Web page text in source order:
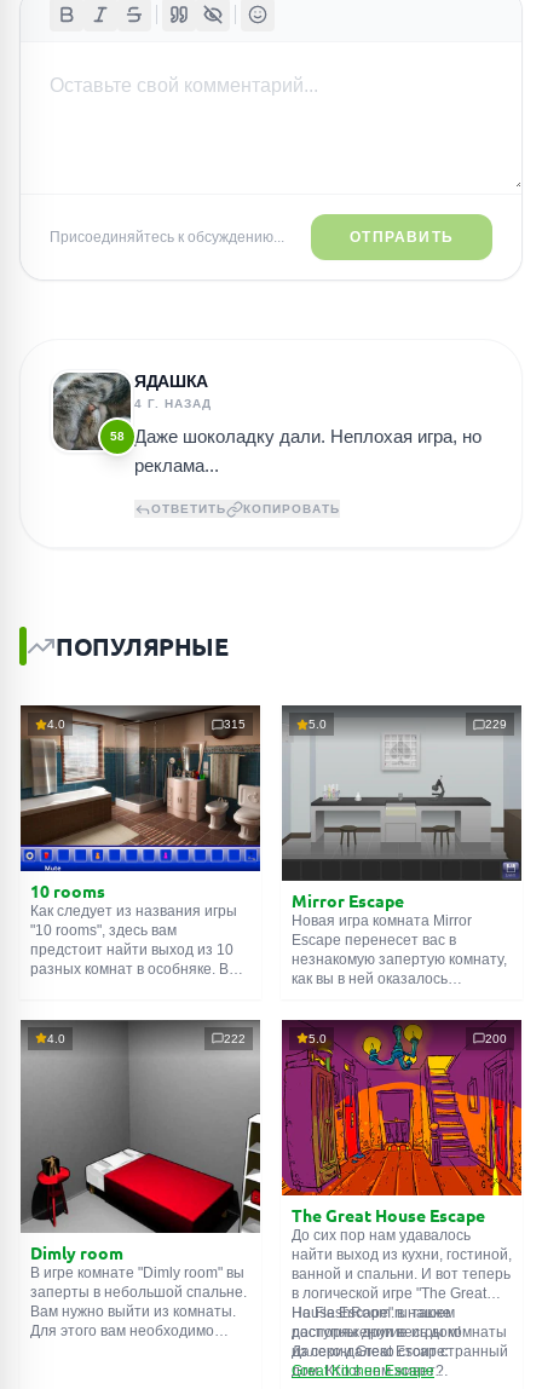
Присоединяйтесь к обсуждению... ОТПРАВИТЬ
58
ЯДАШКА
4 Г. НАЗАД
Даже шоколадку дали. Неплохая игра, но
реклама...
ОТВЕТИТЬ КОПИРОВАТЬ
ПОПУЛЯРНЫЕ
4.0 315
10 rooms
Как следует из названия игры
"10 rooms", здесь вам
предстоит найти выход из 10
разных комнат в особняке. В
их, чтобы выйти. Выход из
одной комнаты является
5.0 229
Mirror Escape
Новая игра комната Mirror
Escape перенесет вас в
незнакомую запертую комнату,
как вы в ней оказалось
смекалки попробуйте решить
все, приготовленные авторами
для вас, головоломки и найти
выход на свободу.
Внимательно осмотрите
помещение, возможно вы
сможете найти какие-нибудь
подсказки. Желаем удачи!
4.0 222
Dimly room
В игре комнате "Dimly room" вы
заперты в небольшой спальне.
Вам нужно выйти из комнаты.
Для этого вам необходимо
5.0 200
The Great House Escape
До сих пор нам удавалось
найти выход из кухни, гостиной,
ванной и спальни. И вот теперь
в логической игре "The Great
House Escape" в нашем
распоряжении весь дом!
Далеко-далеко стоит странный
дом. Кто в нем живет?
На FlashRoom.ru также
доступны другие игры комнаты
из серии Great Escape:
Great Kitchen Escape